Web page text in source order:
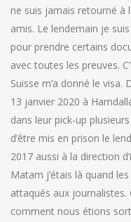
ne suis jamais retourné à
amis. Le lendemain je
pour prendre certains
avec toutes les preuves.
Suisse m’a donné le visa.
13 janvier 2020 à
dans leur pick-up
d’être mis en prison le
2017 aussi à la direction
Matam j’étais là quand
attaqués aux
comment nous étions